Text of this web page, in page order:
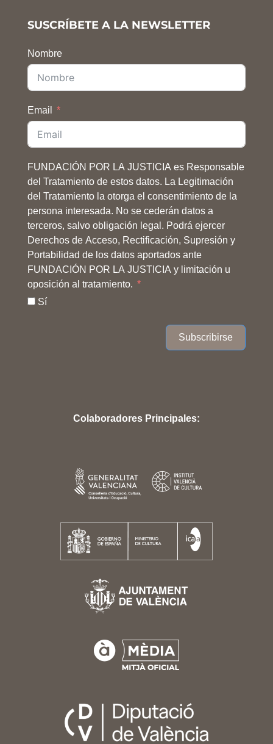
SUSCRÍBETE A LA NEWSLETTER
Nombre
Email
FUNDACIÓN POR LA JUSTICIA es Responsable
del Tratamiento de estos datos. La Legitimación
del Tratamiento la otorga el consentimiento de la
persona interesada. No se cederán datos a
terceros, salvo obligación legal. Podrá ejercer
Derechos de Acceso, Rectificación, Supresión y
Portabilidad de los datos aportados ante
FUNDACIÓN POR LA JUSTICIA y limitación u
oposición al tratamiento.
Sí
Subscribirse
Colaboradores Principales: